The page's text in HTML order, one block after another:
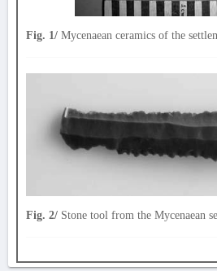
Fig. 1/ Mycenaean ceramics of the
Fig. 2/ Stone tool from the Mycenaean